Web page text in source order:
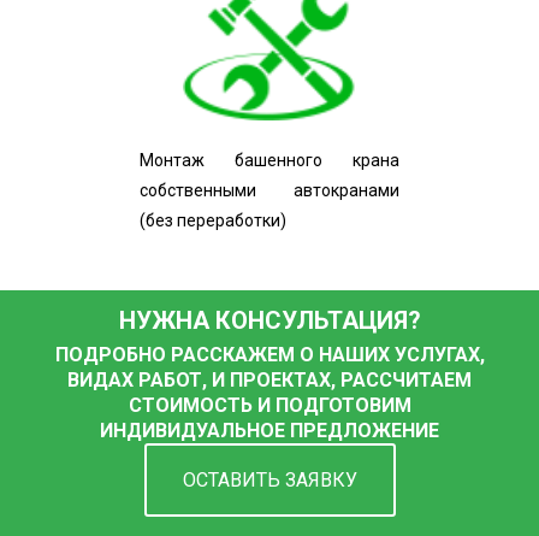
Монтаж башенного крана
собственными автокранами
(без переработки)
НУЖНА КОНСУЛЬТАЦИЯ?
ПОДРОБНО РАССКАЖЕМ О НАШИХ УСЛУГАХ,
ВИДАХ РАБОТ, И ПРОЕКТАХ, РАССЧИТАЕМ
СТОИМОСТЬ И ПОДГОТОВИМ
ИНДИВИДУАЛЬНОЕ ПРЕДЛОЖЕНИЕ
ОСТАВИТЬ ЗАЯВКУ